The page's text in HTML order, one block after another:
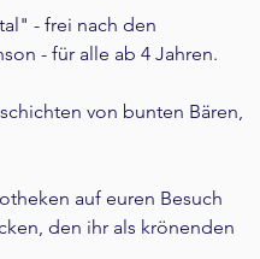
- frei nach den
- für alle ab 4 Jahren.
von bunten Bären,
auf euren Besuch
den ihr als krönenden